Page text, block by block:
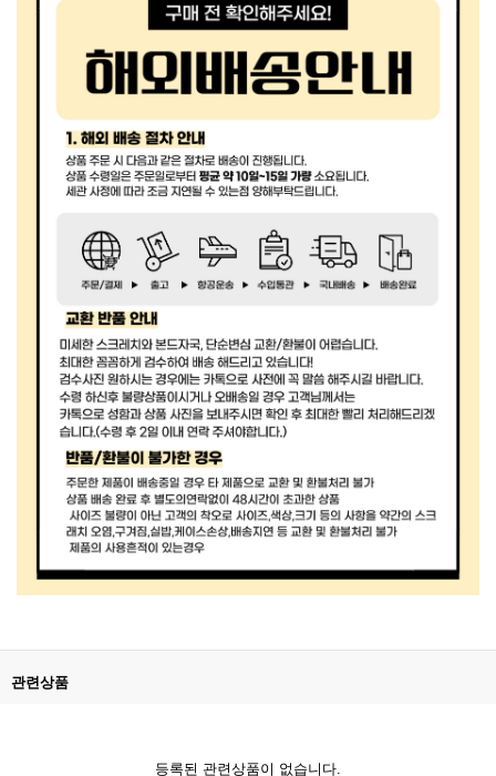
관련상품
등록된 관련상품이 없습니다.